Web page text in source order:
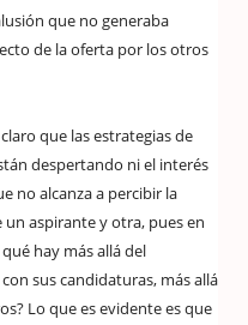
que no generaba
de la oferta por los otros
que las estrategias de
despertando ni el interés
no alcanza a percibir la
aspirante y otra, pues en
hay más allá del
sus candidaturas, más allá
Lo que es evidente es que